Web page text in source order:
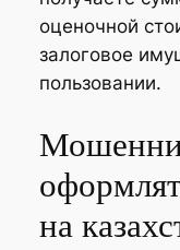
оценочной
залоговое
пользовании.
на